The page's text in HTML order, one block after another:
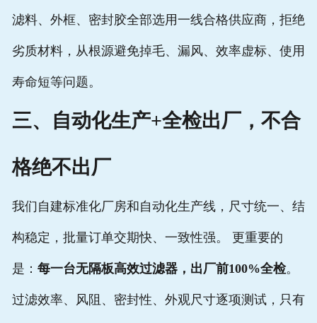
滤料、外框、密封胶全部选用一线合格供应商，拒绝
劣质材料，从根源避免掉毛、漏风、效率虚标、使用
寿命短等问题。
三、自动化生产+全检出厂，不合
格绝不出厂
我们自建标准化厂房和自动化生产线，尺寸统一、结
构稳定，批量订单交期快、一致性强。 更重要的
是： 每一台无隔板高效过滤器，出厂前100%全检。
过滤效率、风阻、密封性、外观尺寸逐项测试，只有